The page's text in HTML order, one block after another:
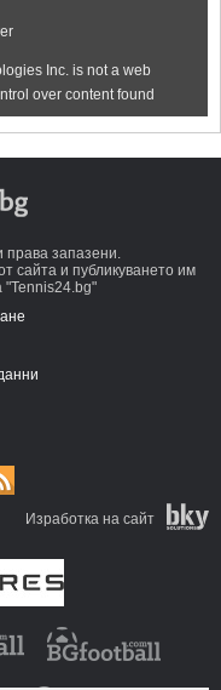
запазени.
сайта и публикуването им
Изработка на сайт